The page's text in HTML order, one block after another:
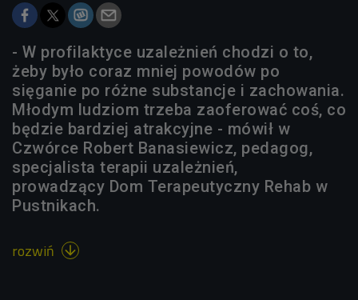
- W profilaktyce uzależnień chodzi o to,
żeby było coraz mniej powodów po
sięganie po różne substancje i zachowania.
Młodym ludziom trzeba zaoferować coś, co
będzie bardziej atrakcyjne - mówił w
Czwórce Robert Banasiewicz, pedagog,
specjalista terapii uzależnień,
prowadzący Dom Terapeutyczny Rehab w
Pustnikach.
rozwiń 